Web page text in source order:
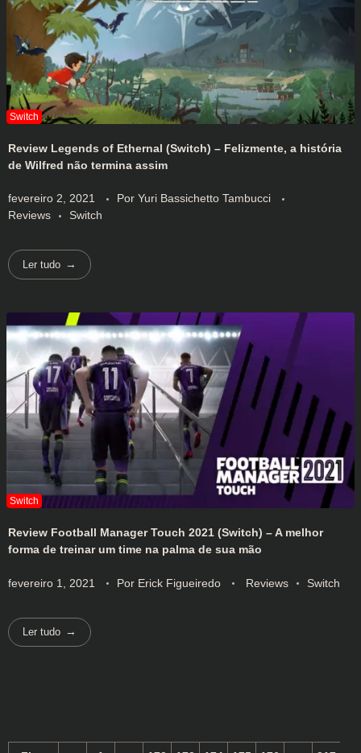
Review Legends of Ethernal (Switch) – Felizmente, a história
de Wilfred não termina assim
fevereiro 2, 2021 Por Yuri Bassichetto Tambucci
Reviews
Switch
Ler tudo
Review Football Manager Touch 2021 (Switch) – A melhor
forma de treinar um time na palma de sua mão
fevereiro 1, 2021 Por Erick Figueiredo Reviews Switch
Ler tudo